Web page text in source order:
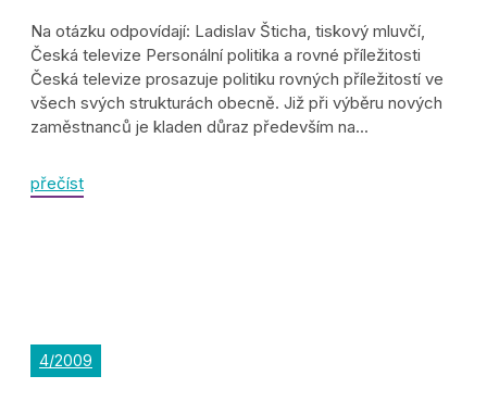
Na otázku odpovídají: Ladislav Šticha, tiskový mluvčí,
Česká televize Personální politika a rovné příležitosti
Česká televize prosazuje politiku rovných příležitostí ve
všech svých strukturách obecně. Již při výběru nových
zaměstnanců je kladen důraz především na...
přečíst
4/2009